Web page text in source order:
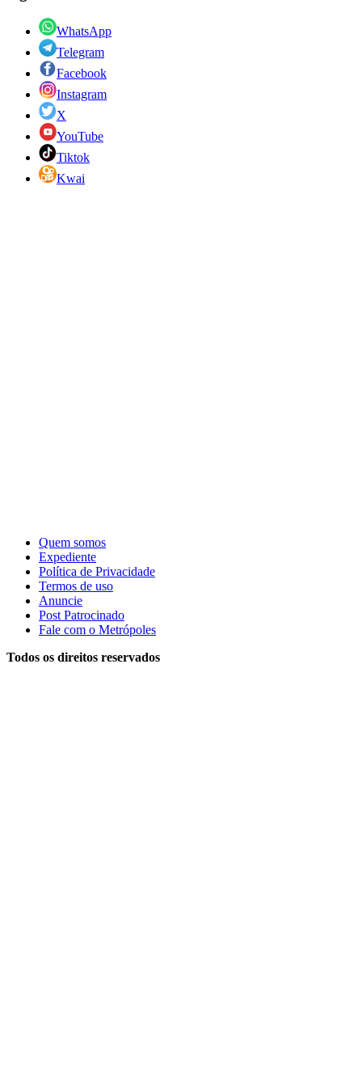
WhatsApp
Telegram
Facebook
Instagram
X
YouTube
Tiktok
Kwai
Quem somos
Expediente
Política de Privacidade
Termos de uso
Anuncie
Post Patrocinado
Fale com o Metrópoles
Todos os direitos reservados